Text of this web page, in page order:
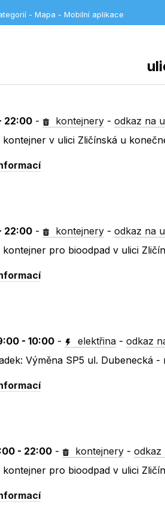
- Mapa - Mobilní aplikace
22:00 - kontejnery -odkaz na
v ulici Zličínská u
22:00 - kontejnery -odkaz na
kontejner pro bioodpad v ulici
- 10:00 - elektřina -odkaz
Výměna SP5 ul. Dubenecká -
- 22:00 - kontejnery -odkaz
kontejner pro bioodpad v ulici